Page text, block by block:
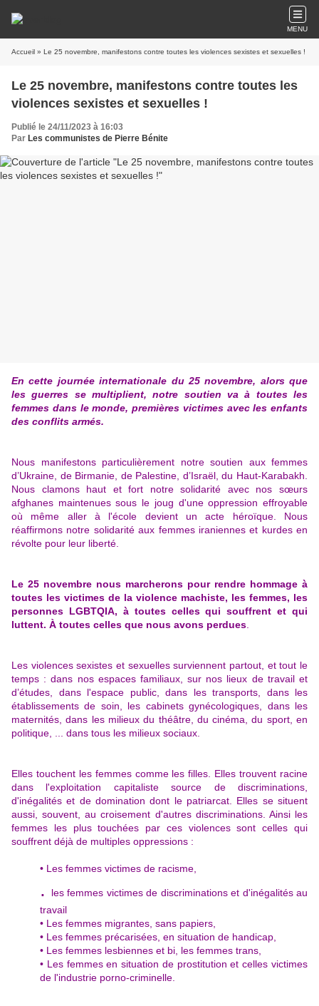
MENU
Accueil » Le 25 novembre, manifestons contre toutes les violences sexistes et sexuelles !
Le 25 novembre, manifestons contre toutes les
violences sexistes et sexuelles !
Publié le 24/11/2023 à 16:03
Par Les communistes de Pierre Bénite
En cette journée internationale du 25 novembre, alors que
les guerres se multiplient, notre soutien va à toutes les
femmes dans le monde, premières victimes avec les enfants
des conflits armés.
Nous manifestons particulièrement notre soutien aux femmes
d’Ukraine, de Birmanie, de Palestine, d’Israël, du Haut-Karabakh.
Nous clamons haut et fort notre solidarité avec nos sœurs
afghanes maintenues sous le joug d'une oppression effroyable
où même aller à l'école devient un acte héroïque. Nous
réaffirmons notre solidarité aux femmes iraniennes et kurdes en
révolte pour leur liberté.
Le 25 novembre nous marcherons pour rendre hommage à
toutes les victimes de la violence machiste, les femmes, les
personnes LGBTQIA, à toutes celles qui souffrent et qui
luttent. À toutes celles que nous avons perdues
Les violences sexistes et sexuelles surviennent partout, et tout le
temps : dans nos espaces familiaux, sur nos lieux de travail et
d’études, dans l'espace public, dans les transports, dans les
établissements de soin, les cabinets gynécologiques, dans les
maternités, dans les milieux du théâtre, du cinéma, du sport, en
politique, ... dans tous les milieux sociaux.
Elles touchent les femmes comme les filles. Elles trouvent racine
dans l'exploitation capitaliste source de discriminations,
d'inégalités et de domination dont le patriarcat. Elles se situent
aussi, souvent, au croisement d'autres discriminations. Ainsi les
femmes les plus touchées par ces violences sont celles qui
souffrent déjà de multiples oppressions :
• Les femmes victimes de racisme,
.
les femmes victimes de discriminations et d'inégalités au
travail
• Les femmes migrantes, sans papiers,
• Les femmes précarisées, en situation de handicap,
• Les femmes lesbiennes et bi, les femmes trans,
• Les femmes en situation de prostitution et celles victimes
de l'industrie porno-criminelle.